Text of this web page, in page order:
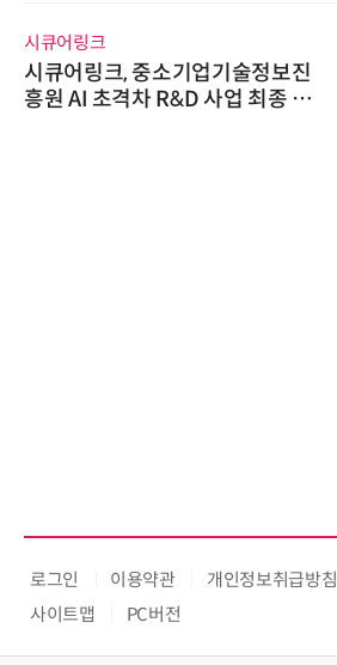
시큐어링크
시큐어링크, 중소기업기술정보진
흥원 AI 초격차 R&D 사업 최종 선
로그인 이용약관 개인정보취급방침
사이트맵
PC버전